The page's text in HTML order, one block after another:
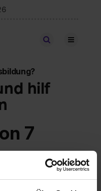
Stellen finden
hilf
7